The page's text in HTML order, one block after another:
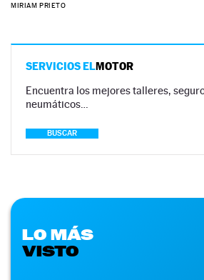
MIRIAM PRIETO
SERVICIOS ELMOTOR
Encuentra los mejores talleres,
neumáticos…
BUSCAR
LO MÁS
VISTO